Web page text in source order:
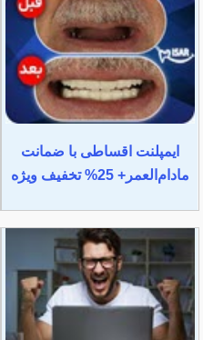
ایمپلنت اقساطی با ضمانت
مادام‌العمر+ 25% تخفیف ویژه